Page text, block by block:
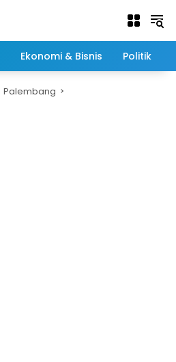
Ekonomi & Bisnis Politik
Palembang